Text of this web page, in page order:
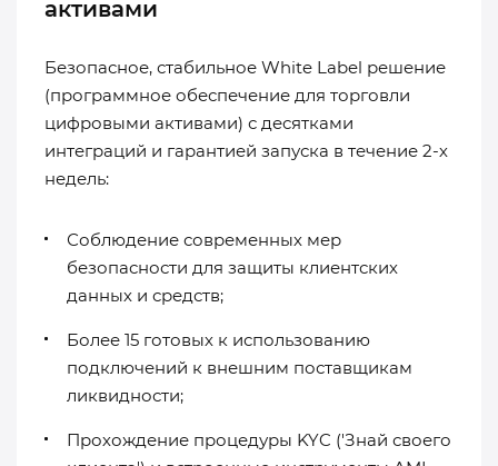
активами
Безопасное, стабильное White Label решение
(программное обеспечение для торговли
цифровыми активами) с десятками
интеграций и гарантией запуска в течение 2-х
недель:
Соблюдение современных мер
безопасности для защиты клиентских
данных и средств;
Более 15 готовых к использованию
подключений к внешним поставщикам
ликвидности;
Прохождение процедуры KYC ('Знай своего